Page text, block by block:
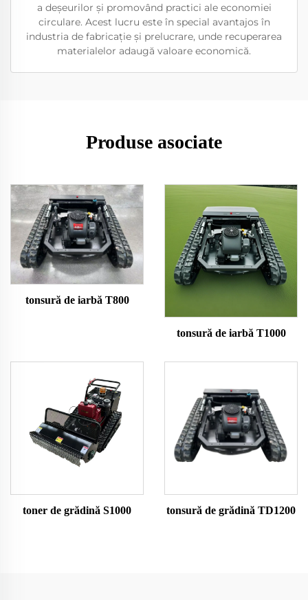
a deșeurilor și promovând practici ale economiei
circulare. Acest lucru este în special avantajos în
industria de fabricație și prelucrare, unde recuperarea
materialelor adaugă valoare economică.
Produse asociate
tonsură de iarbă T800
tonsură de iarbă T1000
toner de grădină S1000 tonsură de grădină TD1200